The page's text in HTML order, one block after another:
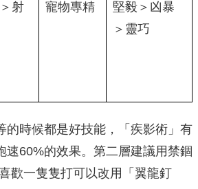
射
寵物專精
堅毅＞凶暴
＞靈巧
的時候都是好技能，「疾影術」有
速60%的效果。第二層建議用禁錮
歡一隻隻打可以改用「翼龍釘